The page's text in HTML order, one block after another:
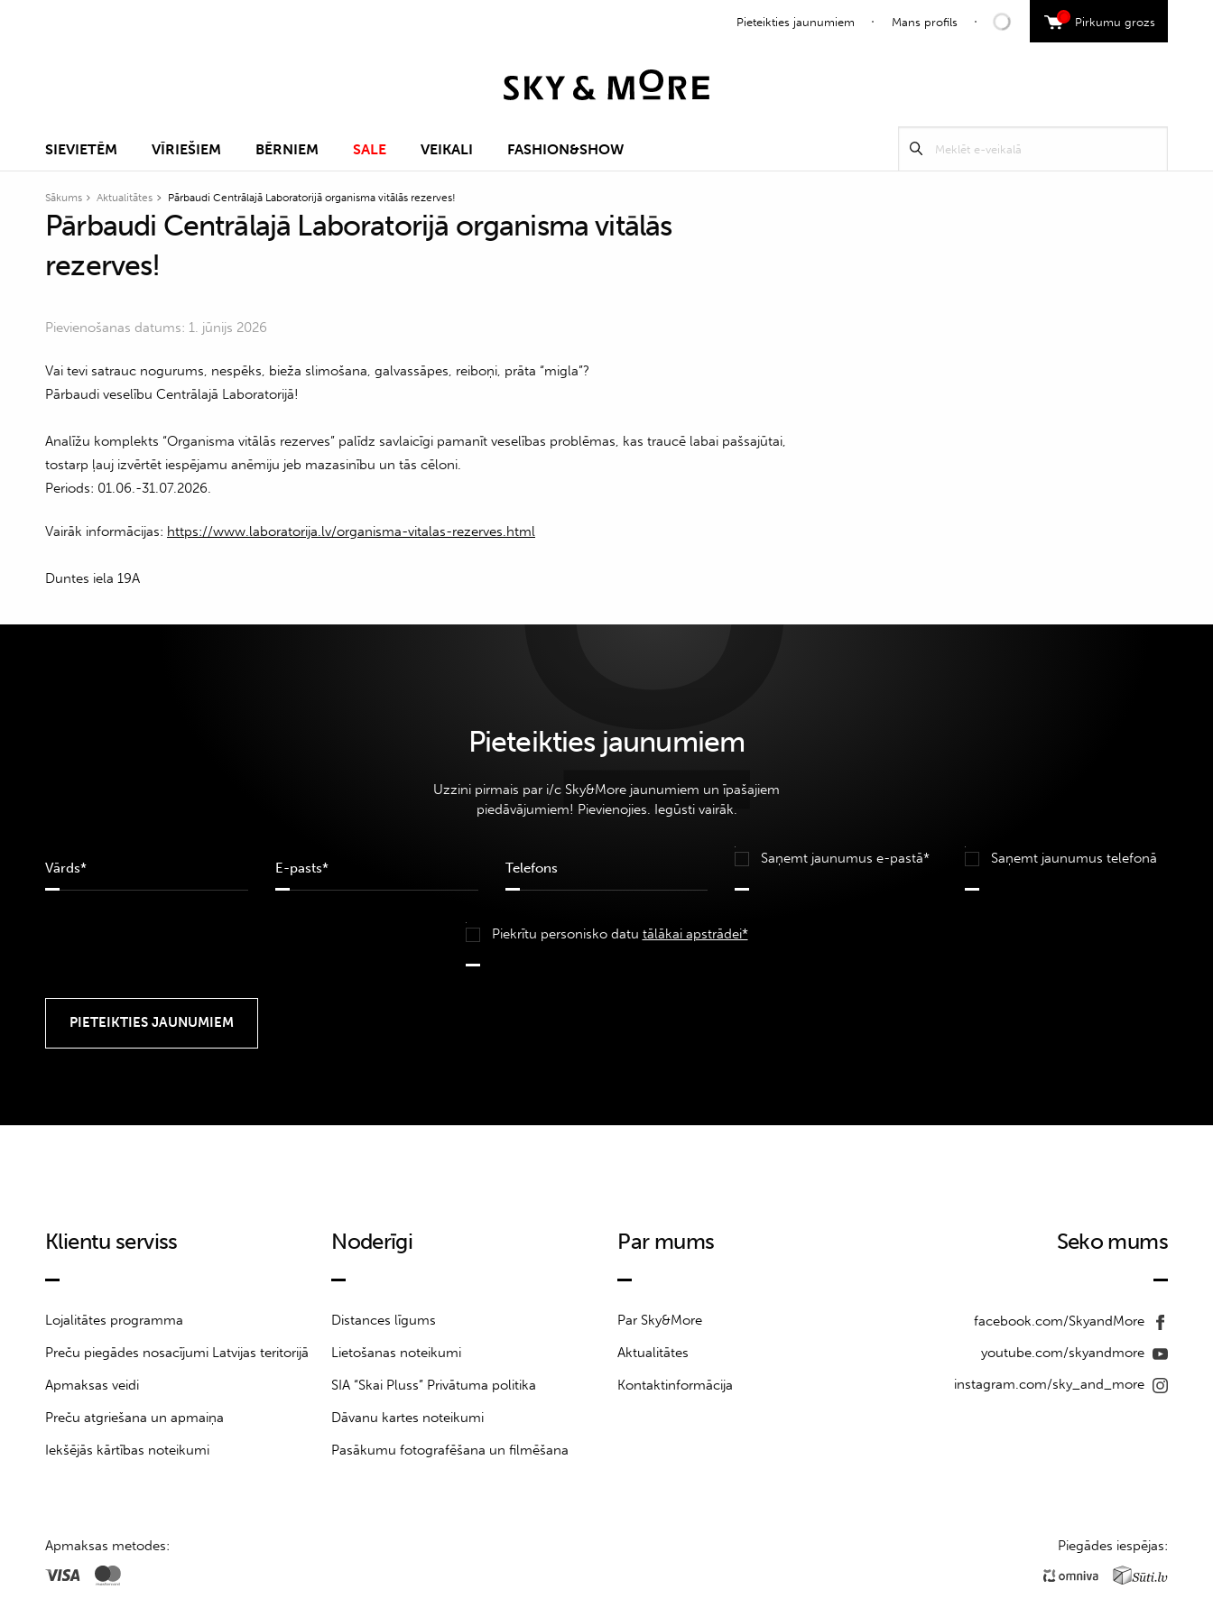
Pieteikties jaunumiem Mans profils Pirkumu grozs
0
SIEVIETĒM VĪRIEŠIEM BĒRNIEM SALE VEIKALI FASHION&SHOW Meklēt
Sākums Aktualitātes Pārbaudi Centrālajā Laboratorijā organisma vitālās rezerves!
Pārbaudi Centrālajā Laboratorijā organisma vitālās
rezerves!
Pievienošanas datums: 1. jūnijs 2026
Vai tevi satrauc nogurums, nespēks, bieža slimošana, galvassāpes, reiboņi, prāta “migla”?
Pārbaudi veselību Centrālajā Laboratorijā!
Analīžu komplekts “Organisma vitālās rezerves” palīdz savlaicīgi pamanīt veselības problēmas, kas traucē labai pašsajūtai,
tostarp ļauj izvērtēt iespējamu anēmiju jeb mazasinību un tās cēloni.
Periods: 01.06.-31.07.2026.
Vairāk informācijas: https://www.laboratorija.lv/organisma-vitalas-rezerves.html
Duntes iela 19A
Pieteikties jaunumiem
Uzzini pirmais par i/c Sky&More jaunumiem un īpašajiem
piedāvājumiem! Pievienojies. Iegūsti vairāk.
Saņemt jaunumus e-pastā* Saņemt jaunumus telefonā
Piekrītu personisko datu tālākai apstrādei*
Klientu serviss
Lojalitātes programma
Preču piegādes nosacījumi Latvijas teritorijā
Apmaksas veidi
Preču atgriešana un apmaiņa
Iekšējās kārtības noteikumi
Noderīgi
Distances līgums
Lietošanas noteikumi
SIA “Skai Pluss” Privātuma politika
Dāvanu kartes noteikumi
Pasākumu fotografēšana un filmēšana
Par mums
Par Sky&More
Aktualitātes
Kontaktinformācija
Seko mums
facebook.com/SkyandMore
youtube.com/skyandmore
instagram.com/sky_and_more
Apmaksas metodes: Piegādes iespējas: